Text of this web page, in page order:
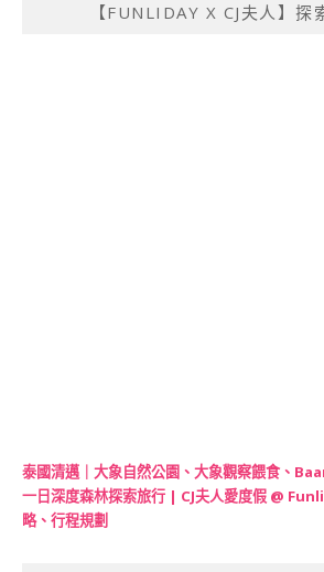
【FUNLIDAY X CJ夫人】探
泰國清邁｜大象自然公園、大象觀察餵食、
一日深度森林探索旅行 | CJ夫人愛度假 @
略、行程規劃